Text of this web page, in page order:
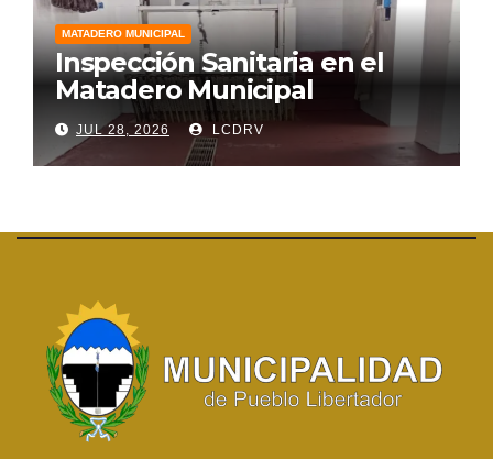
MATADERO MUNICIPAL
Inspección Sanitaria en el
Matadero Municipal
JUL 28, 2026 LCDRV